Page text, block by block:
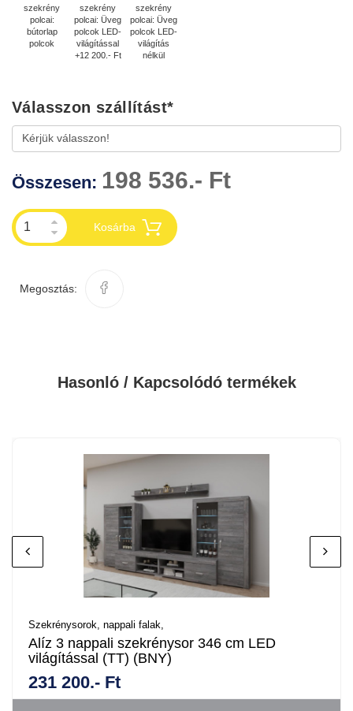
szekrény
polcai:
bútorlap
polcok
szekrény
polcai: Üveg
polcok LED-
világítással
+12 200.- Ft
szekrény
polcai: Üveg
polcok LED-
világítás
nélkül
Válasszon szállítást*
Összesen: 198 536.- Ft
Kosárba
Megosztás:
Hasonló / Kapcsolódó termékek
Szekrénysorok, nappali falak,
Alíz 3 nappali szekrénysor 346 cm LED
világítással (TT) (BNY)
231 200.- Ft